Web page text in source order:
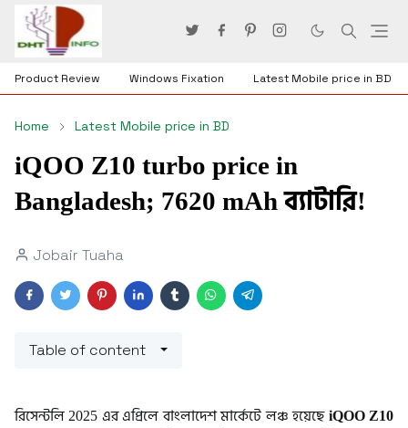
Product Review Windows Fixation Latest Mobile price in BD
Home Latest Mobile price in BD
iQOO Z10 turbo price in
Bangladesh; 7620 mAh ব্যাটারি!
Jobair Tuaha
Table of content
রিসেন্টলি 2025 এর এপ্রিলে বাংলাদেশ মার্কেটে লঞ্চ হয়েছে iQOO Z10